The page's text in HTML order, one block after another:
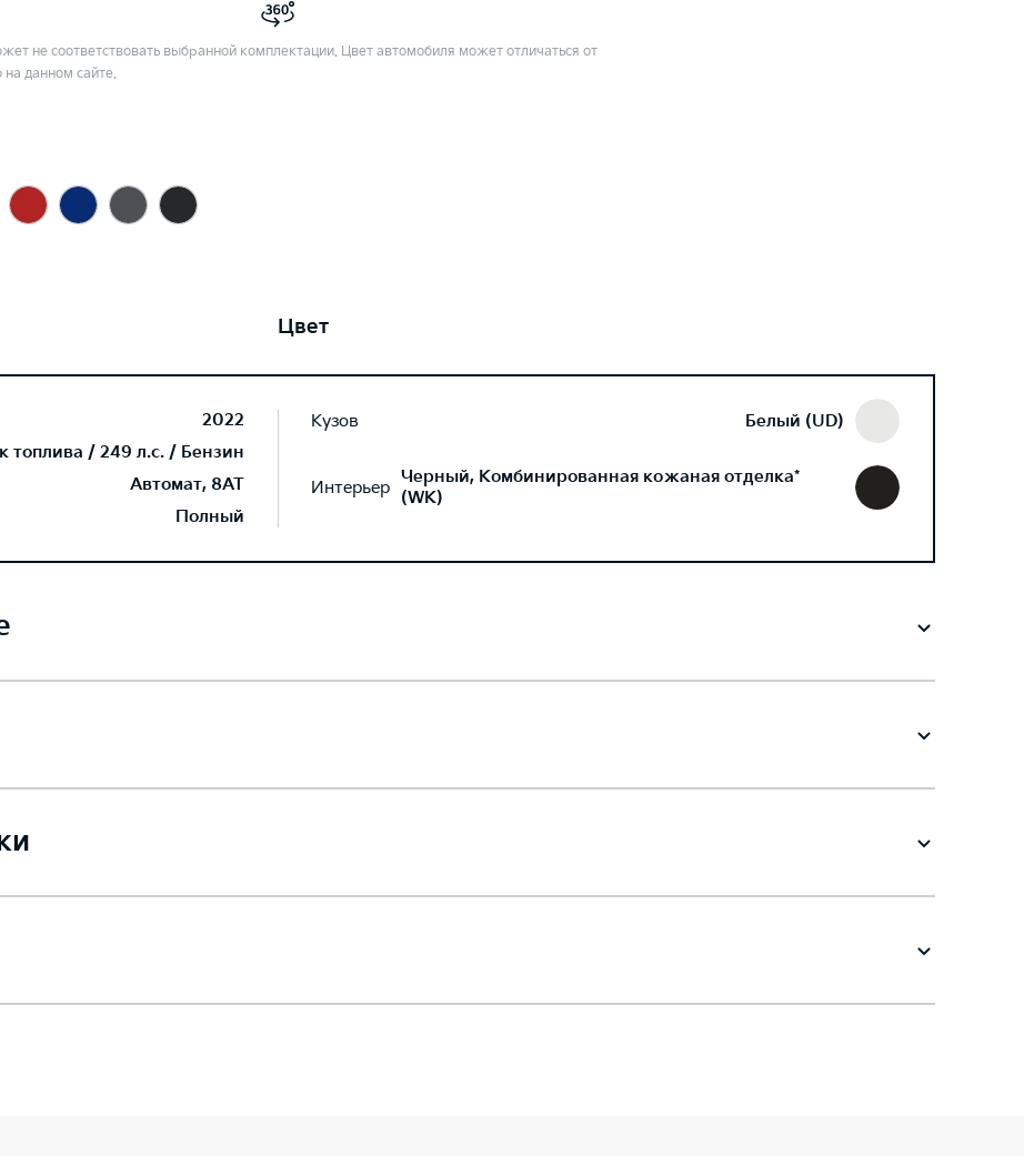
не соответствовать выбранной комплектации. Цвет автомобиля может отличаться от
на данном сайте.
2022
топлива / 249 л.с. / Бензин
Автомат, 8AT
Полный
Цвет
Кузов Белый (UD)
Интерьер Черный, Комбинированная кожаная отделка*
(WK)